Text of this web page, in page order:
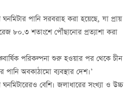
পানি সরবরাহ করা হয়েছে, যা প্রায়
৮০.৩ শতাংশে পৌঁছানোর প্রত্যাশা করা
পরিকল্পনা শুরু হওয়ার পর থেকে চীন
অবকাঠামো ব্যবস্থার দেশ।’
বেশি। জলাধারের সংখ্যা ও উচ্চ